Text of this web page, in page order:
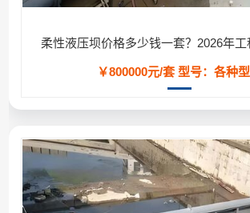
柔性液压坝价格多少钱一套？2026年
￥800000元/套型号：各种